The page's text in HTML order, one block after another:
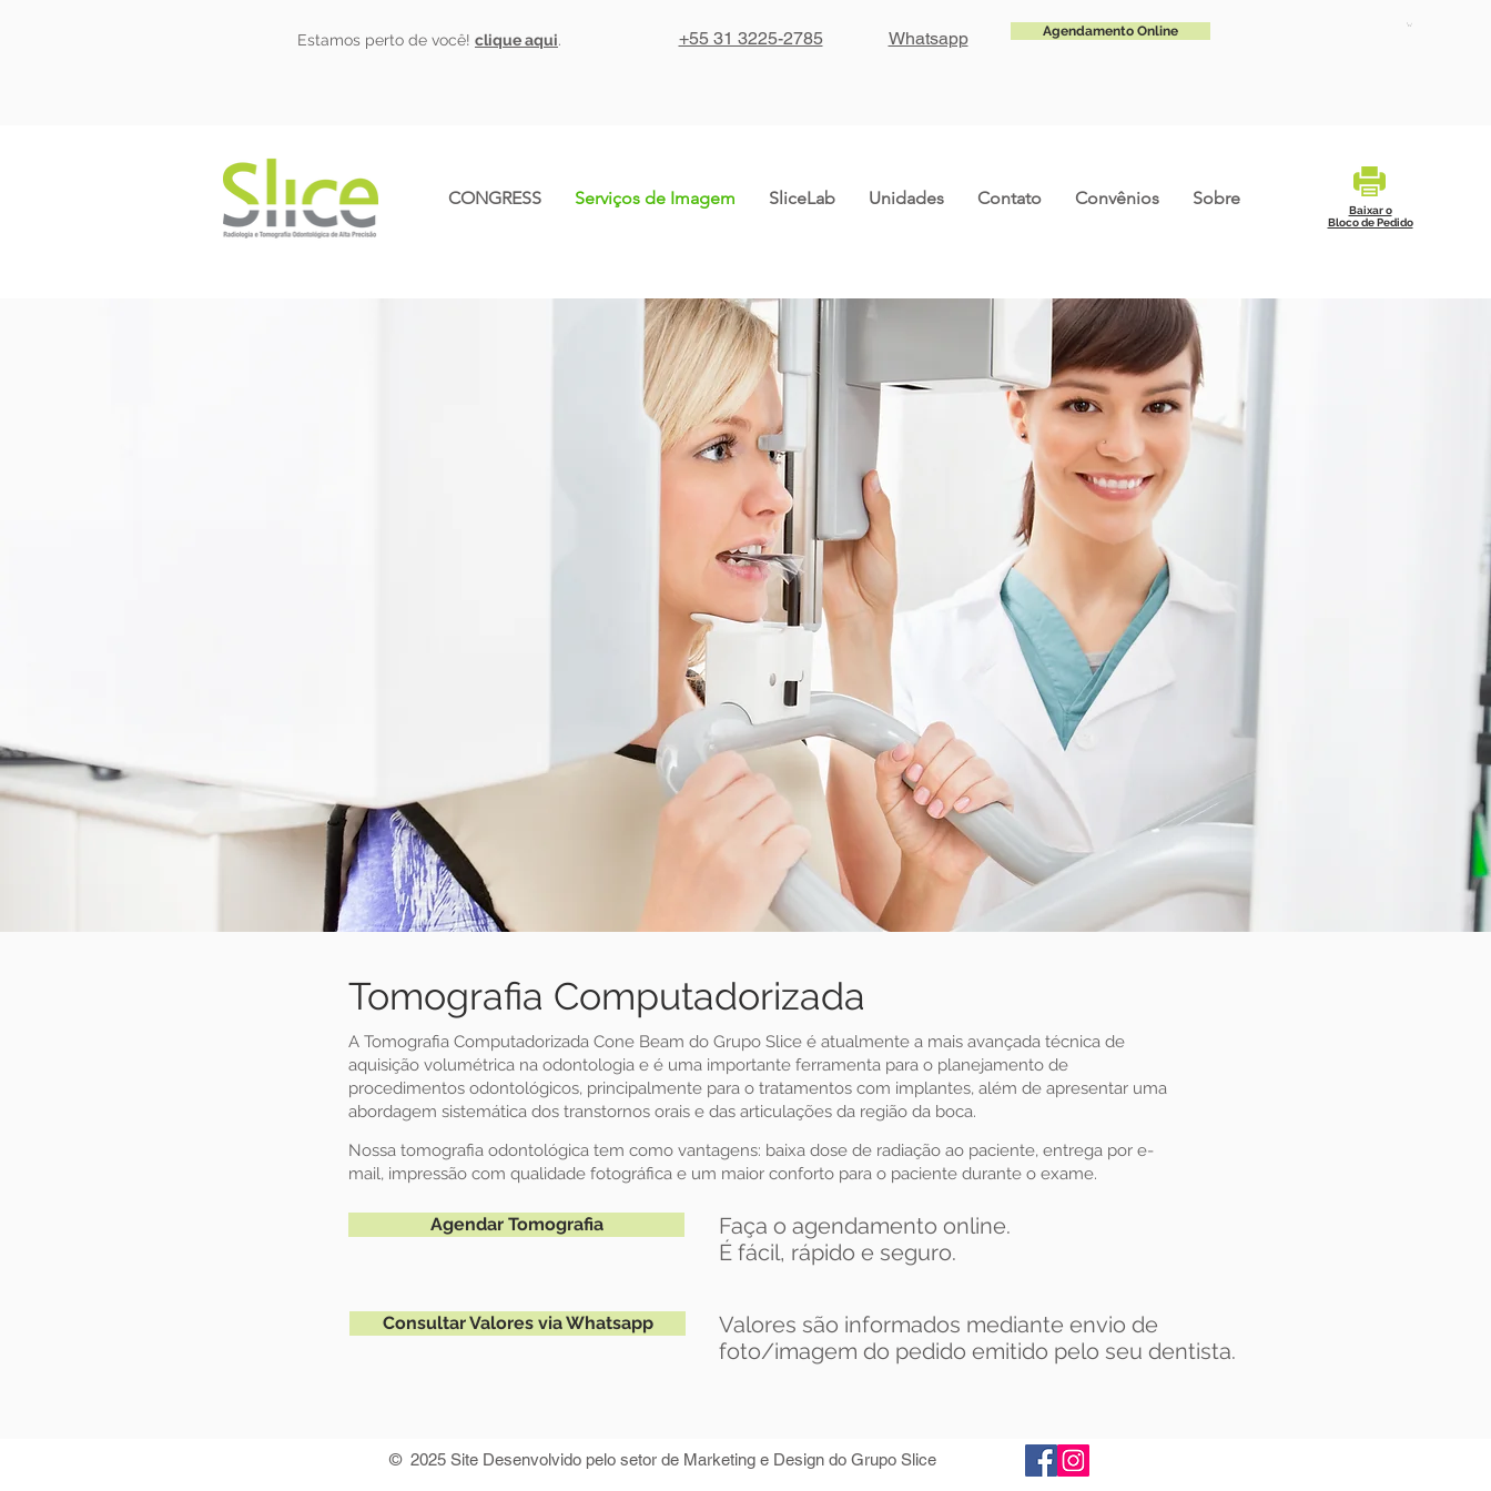
Estamos perto de você! clique aqui. +55 31 3225-2785 Whatsapp Agendamento Online
CONGRESS Serviços de Imagem SliceLab Unidades Contato Convênios Sobre
Baixar o
Bloco de Pedido
Agendar Tomografia
Faça o agendamento online.
É fácil, rápido e seguro.
Consultar Valores via Whatsapp
Valores são informados mediante envio de
foto/imagem do pedido emitido pelo seu dentista.
Tomografia Computadorizada
A Tomografia Computadorizada Cone Beam do Grupo Slice é atualmente a mais avançada técnica de
aquisição volumétrica na odontologia e é uma importante ferramenta para o planejamento de
procedimentos odontológicos, principalmente para o tratamentos com implantes, além de apresentar uma
abordagem sistemática dos transtornos orais e das articulações da região da boca.
Nossa tomografia odontológica tem como vantagens: baixa dose de radiação ao paciente, entrega por e-
mail, impressão com qualidade fotográfica e um maior conforto para o paciente durante o exame.
© 2025 Site Desenvolvido pelo setor de Marketing e Design do Grupo Slice